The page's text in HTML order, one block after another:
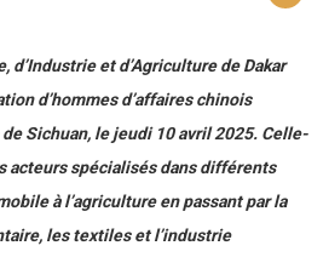
d’Industrie et d’Agriculture de Dakar
d’hommes d’affaires chinois
Sichuan, le jeudi 10 avril 2025. Celle-
acteurs spécialisés dans différents
à l’agriculture en passant par la
les textiles et l’industrie